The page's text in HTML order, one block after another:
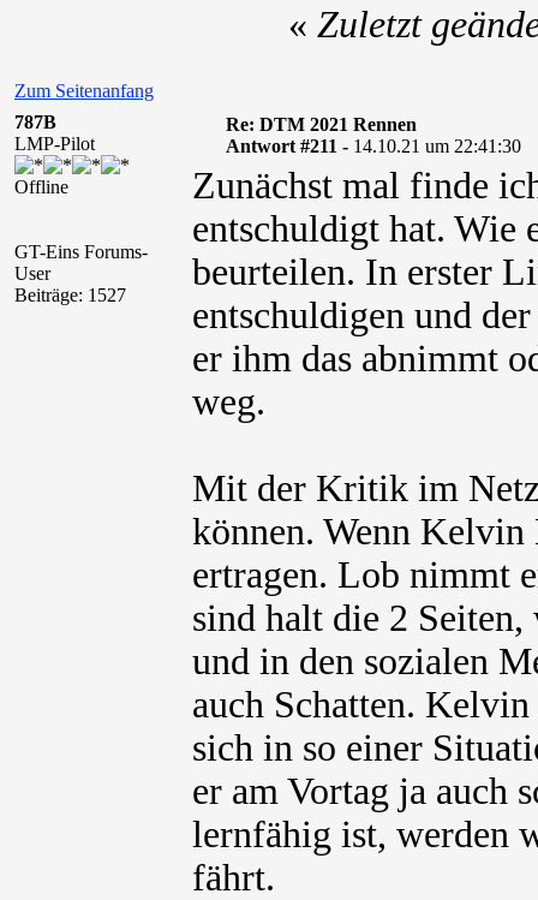
Zum Seitenanfang
« Zuletzt
787B
LMP-Pilot
Offline
GT-Eins Forums-
User
Beiträge: 1527
Re: DTM 2021 Rennen
Antwort #211 - 14.10.21 um 22:41:30
Zunächst mal finde
entschuldigt hat. Wie
beurteilen. In erster
entschuldigen und
er ihm das abnimmt
weg.
Mit der Kritik im Netz
können. Wenn
ertragen. Lob nimmt
sind halt die 2
und in den sozialen
auch Schatten.
sich in so einer
er am Vortag ja auch
lernfähig ist, werden
fährt.